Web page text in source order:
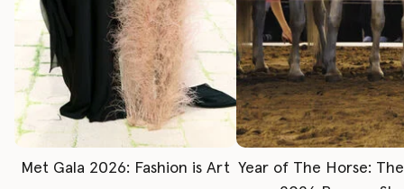
Met Gala 2026: Fashion is Art Year of The Horse: